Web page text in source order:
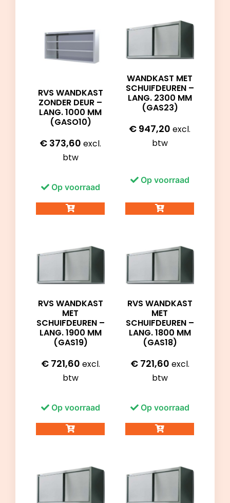
RVS WANDKAST
ZONDER DEUR –
LANG. 1000 MM
(GASO10)
€ 373,60 excl.
btw
Op voorraad
WANDKAST MET
SCHUIFDEUREN –
LANG. 2300 MM
(GAS23)
€ 947,20 excl.
btw
Op voorraad
RVS WANDKAST
MET
SCHUIFDEUREN –
LANG. 1900 MM
(GAS19)
€721,60 excl.
btw
Op voorraad
RVS WANDKAST
MET
SCHUIFDEUREN –
LANG. 1800 MM
(GAS18)
€721,60 excl.
btw
Op voorraad